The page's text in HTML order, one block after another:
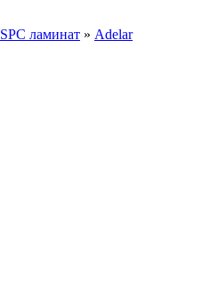
SPC ламинат » Adelar